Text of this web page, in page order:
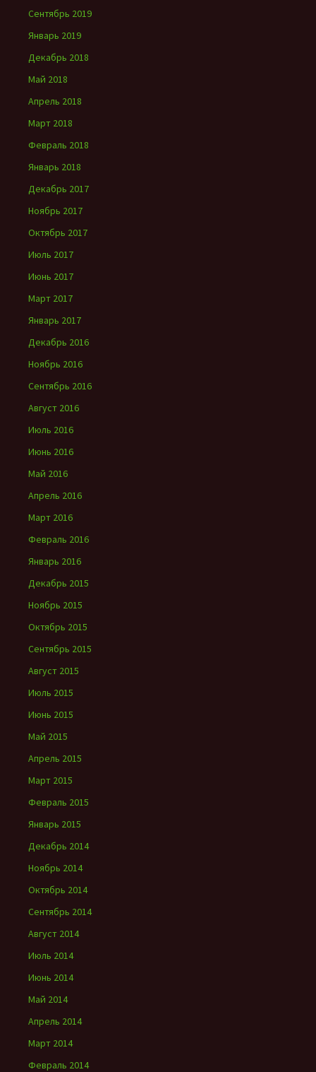
Сентябрь 2019
Январь 2019
Декабрь 2018
Май 2018
Апрель 2018
Март 2018
Февраль 2018
Январь 2018
Декабрь 2017
Ноябрь 2017
Октябрь 2017
Июль 2017
Июнь 2017
Март 2017
Январь 2017
Декабрь 2016
Ноябрь 2016
Сентябрь 2016
Август 2016
Июль 2016
Июнь 2016
Май 2016
Апрель 2016
Март 2016
Февраль 2016
Январь 2016
Декабрь 2015
Ноябрь 2015
Октябрь 2015
Сентябрь 2015
Август 2015
Июль 2015
Июнь 2015
Май 2015
Апрель 2015
Март 2015
Февраль 2015
Январь 2015
Декабрь 2014
Ноябрь 2014
Октябрь 2014
Сентябрь 2014
Август 2014
Июль 2014
Июнь 2014
Май 2014
Апрель 2014
Март 2014
Февраль 2014